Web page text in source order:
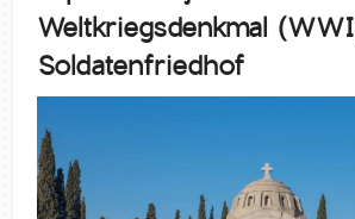
Weltkriegsdenkmal
Soldatenfriedhof